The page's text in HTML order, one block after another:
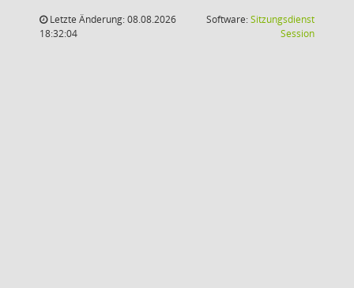
Letzte Änderung: 08.08.2026
18:32:04
Software:Sitzungsdienst
Session(Wird in